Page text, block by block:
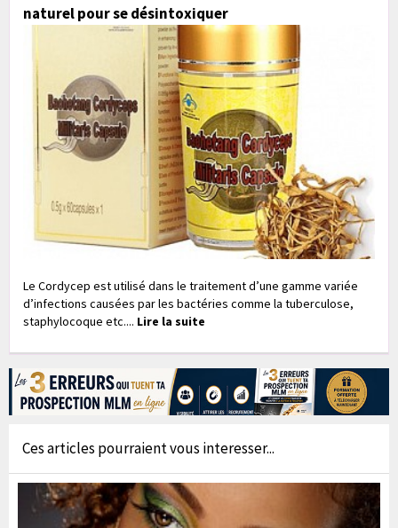
naturel pour se désintoxiquer
Le Cordycep est utilisé dans le traitement d’une gamme variée
d’infections causées par les bactéries comme la tuberculose,
staphylocoque etc.... Lire la suite
Ces articles pourraient vous interesser...